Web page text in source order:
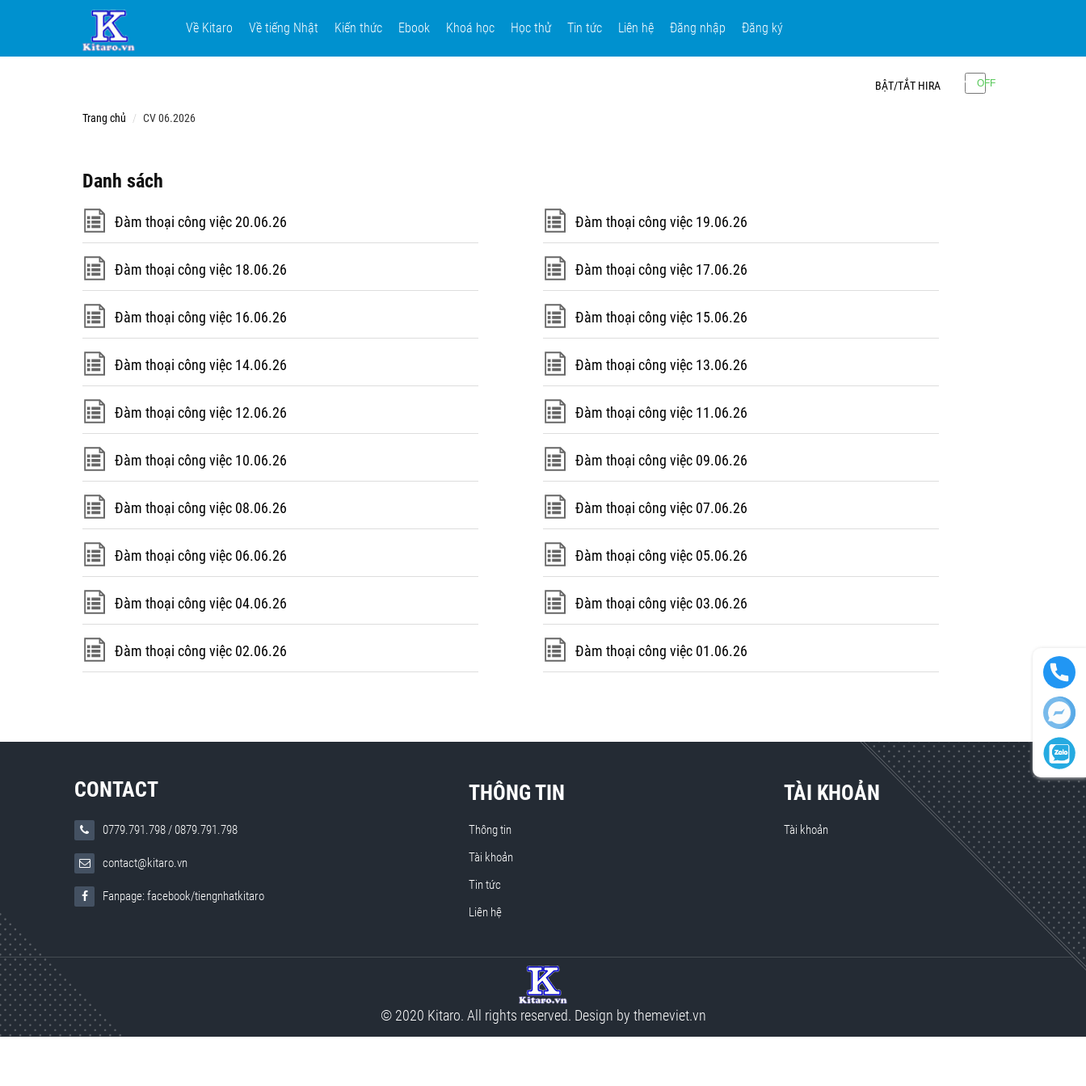
Về Kitaro Về tiếng Nhật Kiến thức Ebook Khoá học Học thử Tin tức Liên hệ Đăng nhập Đăng ký
BẬT/TẮT HIRA
Trang chủ CV 06.2026
Danh sách
Đàm thoại công việc 20.06.26 Đàm thoại công việc 19.06.26
Đàm thoại công việc 18.06.26 Đàm thoại công việc 17.06.26
Đàm thoại công việc 16.06.26 Đàm thoại công việc 15.06.26
Đàm thoại công việc 14.06.26 Đàm thoại công việc 13.06.26
Đàm thoại công việc 12.06.26 Đàm thoại công việc 11.06.26
Đàm thoại công việc 10.06.26 Đàm thoại công việc 09.06.26
Đàm thoại công việc 08.06.26 Đàm thoại công việc 07.06.26
Đàm thoại công việc 06.06.26 Đàm thoại công việc 05.06.26
Đàm thoại công việc 04.06.26 Đàm thoại công việc 03.06.26
Đàm thoại công việc 02.06.26 Đàm thoại công việc 01.06.26
CONTACT
0779.791.798/0879.791.798
contact@kitaro.vn
Fanpage: facebook/tiengnhatkitaro
THÔNG TIN
Thông tin
Tài khoản
Tin tức
Liên hệ
TÀI KHOẢN
Tài khoản
© 2020 Kitaro. All rights reserved. Design by themeviet.vn